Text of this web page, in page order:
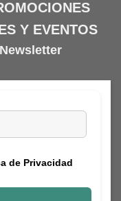
Y EVENTOS
de Privacidad